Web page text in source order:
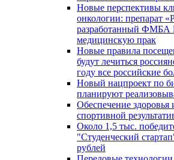
Новые перспективы
онкологии: препарат
разработанный ФМБА
медицинскую прак
Новые правила
будут лечиться
году все российские
Новый нацпроект по
планируют
Обеспечение здоровья
спортивной
Около 1,5 тыс.
"Студенческий
рублей